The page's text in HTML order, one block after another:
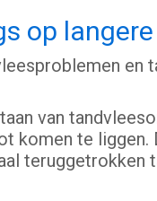
op
en
van
komen te
teruggetrokken